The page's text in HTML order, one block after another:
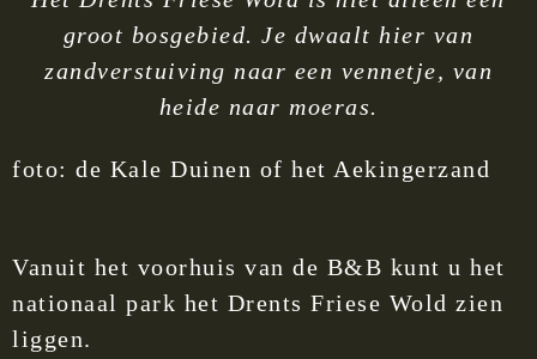
groot bosgebied. Je dwaalt hier van
zandverstuiving naar een vennetje, van
heide naar moeras.
foto: de Kale Duinen of het Aekingerzand
Vanuit het voorhuis van de B&B kunt u het
nationaal park het Drents Friese Wold zien
liggen.